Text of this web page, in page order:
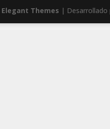
Elegant Themes | Desarrollado